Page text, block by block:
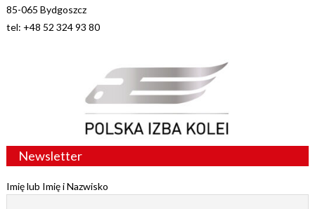
85-065 Bydgoszcz
tel: +48 52 324 93 80
Newsletter
Imię lub Imię i Nazwisko